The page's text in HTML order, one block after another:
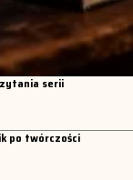
serii
po twórczości